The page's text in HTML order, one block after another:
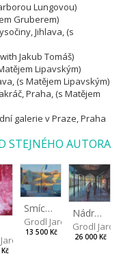
Lungovou)
Gruberem)
Jihlava, (s
Jakub Tomáš)
Lipavským)
(s Matějem Lipavským)
Praha, (s Matějem
galerie v Praze, Praha
STEJNÉHO AUTORA
Smíchov
Grodl Jaroslav
13 500 Kč
Nádraží
Grodl
26 000 Kč